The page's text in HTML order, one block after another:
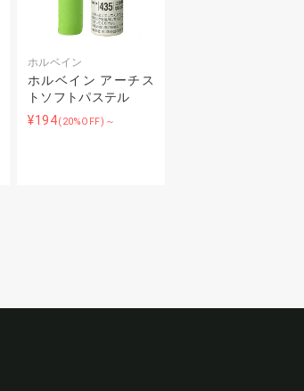
ホルベイン
ホルベイン アーチス
トソフトパステル
¥194(20%OFF)～